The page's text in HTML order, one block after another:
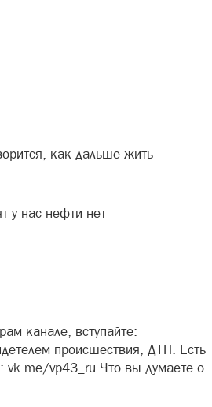
как дальше жить
у нас нефти нет
канале, вступайте:
происшествия, ДТП. Есть
vk.me/vp43_ru Что вы думаете о